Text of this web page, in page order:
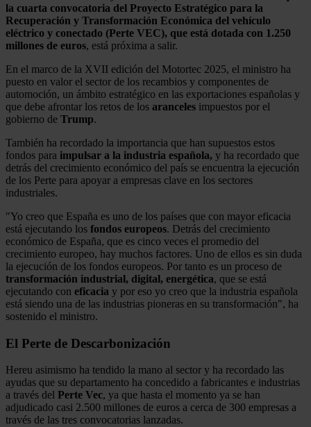
la cuarta convocatoria del Proyecto Estratégico para la
Recuperación y Transformación Económica del vehículo
eléctrico y conectado (Perte VEC), que está dotada con 1.250
millones de euros, está próxima a salir.
En el marco de la XVII edición del Motortec 2025, el ministro ha
puesto en valor el sector de los recambios y componentes de
automoción, un ámbito estratégico en las exportaciones españolas y
que debe afrontar los retos de los aranceles impuestos por el
gobierno de Trump.
También ha recordado la importancia que han supuestos estos
fondos para impulsar a la industria española, y ha recordado que
detrás del crecimiento económico del país se encuentra la ejecución
de los Perte para apoyar a empresas clave en los sectores
industriales.
"Yo creo que España es uno de los países que con mayor eficacia
está ejecutando los fondos europeos. Detrás del crecimiento
económico de España, que es cinco veces el promedio del
crecimiento europeo, hay muchos factores. Uno de ellos es sin duda
la ejecución de los fondos europeos. Por tanto es un proceso de
transformación industrial, digital, energética, que se está
ejecutando con eficacia y por eso yo creo que la industria española
está siendo una de las industrias pioneras en su transformación", ha
sostenido el ministro.
El Perte de Descarbonización
Hereu asimismo ha tendido la mano al sector y ha recordado las
ayudas que su departamento ha concedido a fabricantes e industrias
a través del Perte Vec, ya que hasta el momento ya se han
adjudicado casi 2.500 millones de euros a cerca de 300 empresas a
través de las tres convocatorias lanzadas.